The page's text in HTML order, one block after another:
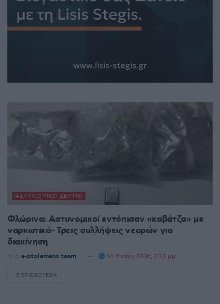
ΑΣΤΥΝΟΜΙΚΌ ΔΕΛΤΊΟ
Φλώρινα: Αστυνομικοί εντόπισαν «καβάτζα» με
ναρκωτικά- Τρεις συλλήψεις νεαρών για
διακίνηση
από e-ptolemeos team 14 Μαΐου 2026, 1:33 μμ
ΠΕΡΙΣΣΌΤΕΡΑ